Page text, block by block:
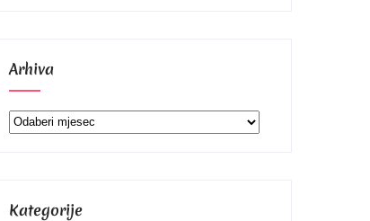
Arhiva
Arhiva
Kategorije